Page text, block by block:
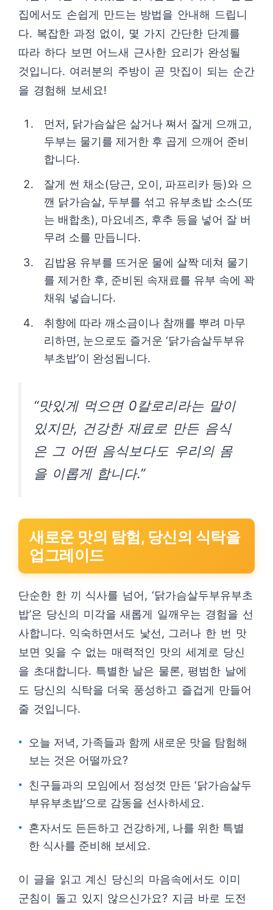
집에서도 손쉽게 만드는 방법을 안내해 드립니
다. 복잡한 과정 없이, 몇 가지 간단한 단계를
따라 하다 보면 어느새 근사한 요리가 완성될
것입니다. 여러분의 주방이 곧 맛집이 되는 순간
을 경험해 보세요!
먼저, 닭가슴살은 삶거나 쪄서 잘게 으깨고,
두부는 물기를 제거한 후 곱게 으깨어 준비
합니다.
잘게 썬 채소(당근, 오이, 파프리카 등)와 으
깬 닭가슴살, 두부를 섞고 유부초밥 소스(또
는 배합초), 마요네즈, 후추 등을 넣어 잘 버
무려 소를 만듭니다.
김밥용 유부를 뜨거운 물에 살짝 데쳐 물기
를 제거한 후, 준비된 속재료를 유부 속에 꽉
채워 넣습니다.
취향에 따라 깨소금이나 참깨를 뿌려 마무
리하면, 눈으로도 즐거운 ‘닭가슴살두부유
부초밥’이 완성됩니다.
“맛있게 먹으면 0칼로리라는 말이
있지만, 건강한 재료로 만든 음식
은 그 어떤 음식보다도 우리의 몸
을 이롭게 합니다.”
새로운 맛의 탐험, 당신의 식탁을
업그레이드
단순한 한 끼 식사를 넘어, ‘닭가슴살두부유부초
밥’은 당신의 미각을 새롭게 일깨우는 경험을 선
사합니다. 익숙하면서도 낯선, 그러나 한 번 맛
보면 잊을 수 없는 매력적인 맛의 세계로 당신
을 초대합니다. 특별한 날은 물론, 평범한 날에
도 당신의 식탁을 더욱 풍성하고 즐겁게 만들어
줄 것입니다.
오늘 저녁, 가족들과 함께 새로운 맛을 탐험해
보는 것은 어떨까요?
친구들과의 모임에서 정성껏 만든 ‘닭가슴살두
부유부초밥’으로 감동을 선사하세요.
혼자서도 든든하고 건강하게, 나를 위한 특별
한 식사를 준비해 보세요.
이 글을 읽고 계신 당신의 마음속에서도 이미
군침이 돌고 있지 않으신가요? 지금 바로 도전